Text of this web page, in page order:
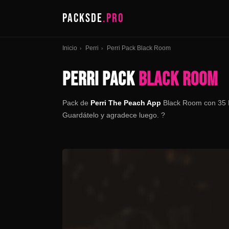
PACKSDE.PRO
Inicio › Perri › Perri Pack Black Room
PERRI PACKBLACK ROOM
Pack de Perri The Peach App Black Room con
Guardátelo y agradece luego. ?